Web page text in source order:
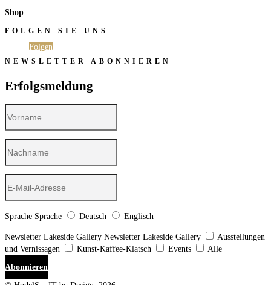
Shop
FOLGEN SIE UNS
Folgen
NEWSLETTER ABONNIEREN
Erfolgsmeldung
Sprache Sprache Deutsch Englisch
Newsletter Lakeside Gallery Newsletter Lakeside Gallery
Ausstellungen
und Vernissagen
Kunst-Kaffee-Klatsch Events
Alle
Abonnieren